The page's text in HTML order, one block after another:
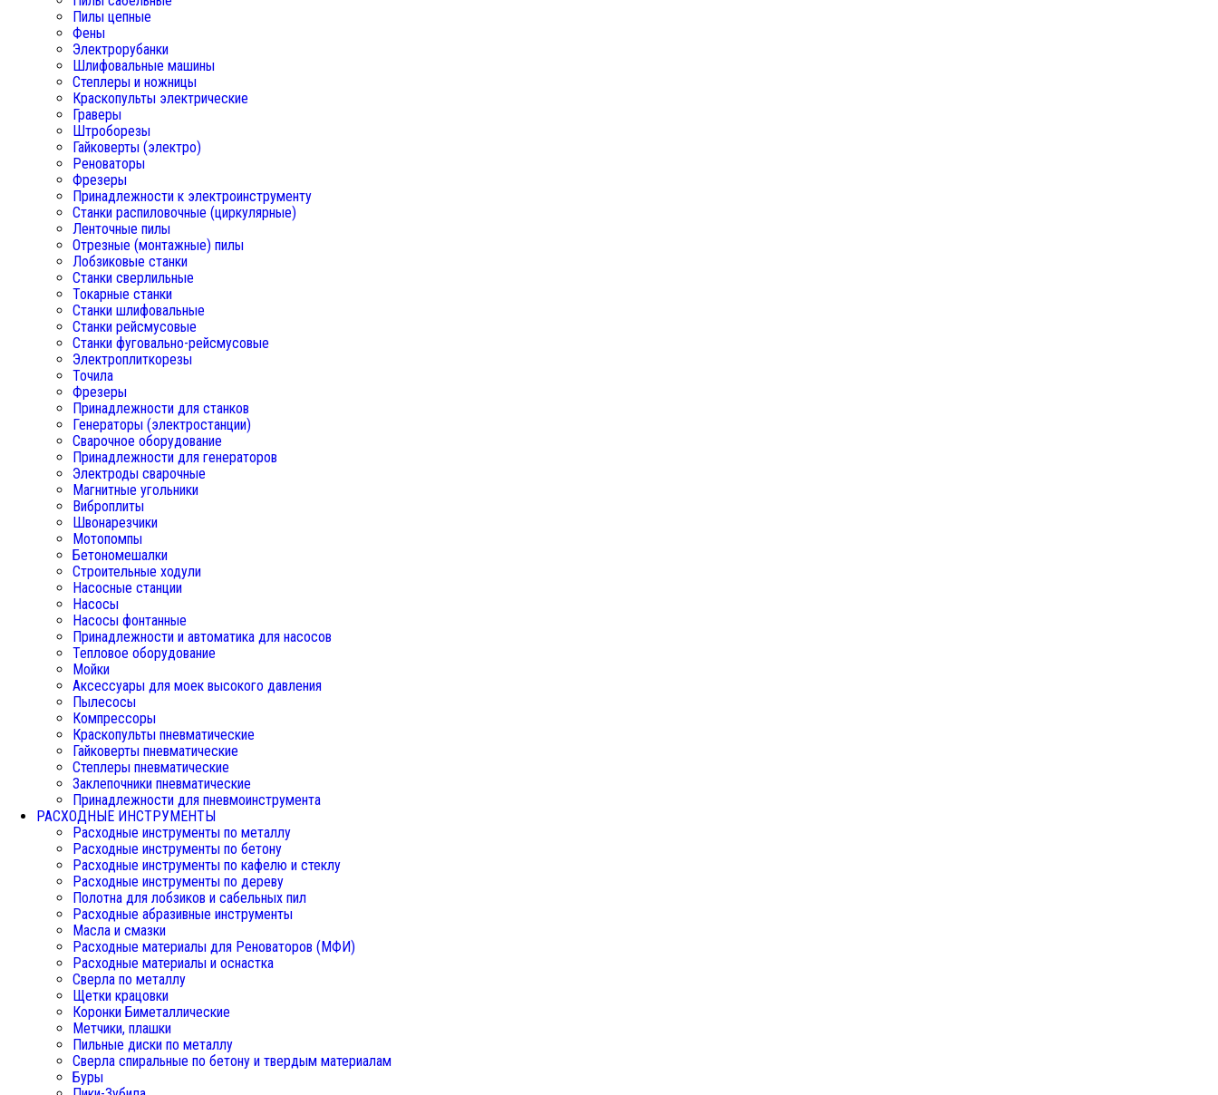
Пилы цепные
Фены
Электрорубанки
Шлифовальные машины
Степлеры и ножницы
Краскопульты электрические
Граверы
Штроборезы
Гайковерты (электро)
Реноваторы
Фрезеры
Принадлежности к электроинструменту
Станки распиловочные (циркулярные)
Ленточные пилы
Отрезные (монтажные) пилы
Лобзиковые станки
Станки сверлильные
Токарные станки
Станки шлифовальные
Станки рейсмусовые
Станки фуговально-рейсмусовые
Электроплиткорезы
Точила
Фрезеры
Принадлежности для станков
Генераторы (электростанции)
Сварочное оборудование
Принадлежности для генераторов
Электроды сварочные
Магнитные угольники
Виброплиты
Швонарезчики
Мотопомпы
Бетономешалки
Строительные ходули
Насосные станции
Насосы
Насосы фонтанные
Принадлежности и автоматика для насосов
Тепловое оборудование
Мойки
Аксессуары для моек высокого давления
Пылесосы
Компрессоры
Краскопульты пневматические
Гайковерты пневматические
Степлеры пневматические
Заклепочники пневматические
Принадлежности для пневмоинструмента
РАСХОДНЫЕ ИНСТРУМЕНТЫ
Расходные инструменты по металлу
Расходные инструменты по бетону
Расходные инструменты по кафелю и стеклу
Расходные инструменты по дереву
Полотна для лобзиков и сабельных пил
Расходные абразивные инструменты
Масла и смазки
Расходные материалы для Реноваторов (МФИ)
Расходные материалы и оснастка
Сверла по металлу
Щетки крацовки
Коронки Биметаллические
Метчики, плашки
Пильные диски по металлу
Сверла спиральные по бетону и твердым материалам
Буры